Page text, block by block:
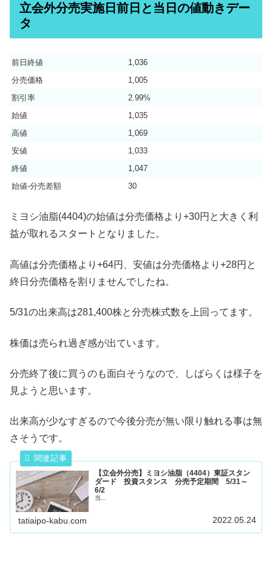
立会外分売実施日前日と当日の値動きデー
タ
前日終値
1,036
分売価格
1,005
割引率
2.99%
始値
1,035
高値
1,069
安値
1,033
終値
1,047
始値-分売差額
30
ミヨシ油脂(4404)の始値は分売価格より+30円と大きく利
益が取れるスタートとなりました。
高値は分売価格より+64円、安値は分売価格より+28円と
終日分売価格を割りませんでしたね。
5/31の出来高は281,400株と分売株式数を上回ってます。
株価は売られ過ぎ感が出ています。
分売終了後に買うのも面白そうなので、しばらくは様子を
見ようと思います。
出来高が少なすぎるので今後分売が無い限り触れる事は無
さそうです。
【立会外分売】ミヨシ油脂（4404）東証スタン
ダード 投資スタンス 分売予定期間 5/31～
6/2
当...
tatiaipo-kabu.com 2022.05.24